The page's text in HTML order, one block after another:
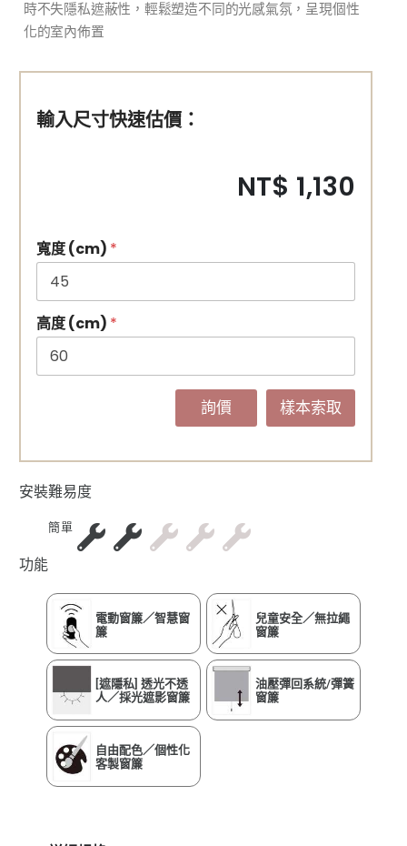
時不失隱私遮蔽性，輕鬆塑造不同的光感氣氛，呈現個性
化的室內佈置
輸入尺寸快速估價：
NT$ 1,130
寬度 (cm) *
高度 (cm) *
詢價 樣本索取
安裝難易度
簡單
功能
電動窗簾／智慧窗
簾
兒童安全／無拉繩
窗簾
[遮隱私] 透光不透
人／採光遮影窗簾
油壓彈回系統/彈簧
窗簾
自由配色／個性化
客製窗簾